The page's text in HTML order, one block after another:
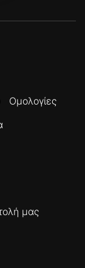
Ομολογίες
μας